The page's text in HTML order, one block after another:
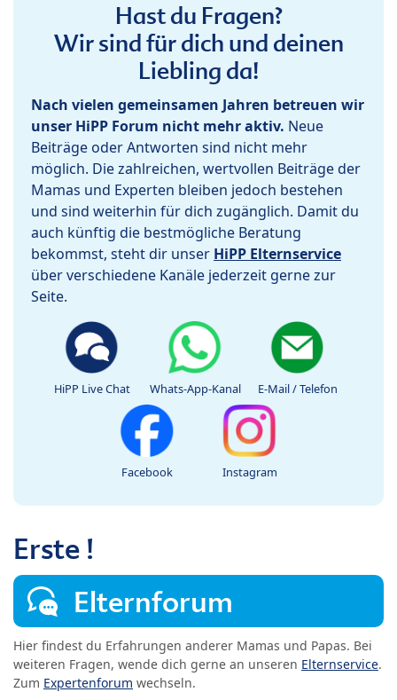
Hast du Fragen?
Wir sind für dich und deinen
Liebling da!
Nach vielen gemeinsamen Jahren betreuen wir
unser HiPP Forum nicht mehr aktiv. Neue
Beiträge oder Antworten sind nicht mehr
möglich. Die zahlreichen, wertvollen Beiträge der
Mamas und Experten bleiben jedoch bestehen
und sind weiterhin für dich zugänglich. Damit du
auch künftig die bestmögliche Beratung
bekommst, steht dir unser HiPP Elternservice
über verschiedene Kanäle jederzeit gerne zur
Seite.
HiPP Live Chat Whats-App-Kanal E-Mail / Telefon
Facebook Instagram
Erste !
Elternforum
Hier findest du Erfahrungen anderer Mamas und Papas. Bei
weiteren Fragen, wende dich gerne an unseren Elternservice.
Zum Expertenforum wechseln.